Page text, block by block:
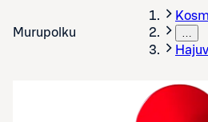
Murupolku …